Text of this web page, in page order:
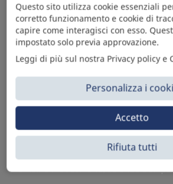
Sì Parts S.r.l. è leader nella
accessori per veicoli off-highway.
il mondo per l’elevato standard
catalogo, attraverso la
assortimento di articoli originali
officine meccaniche, aziende con
Questo sito utilizza cookie essenziali
corretto funzionamento e cookie di
capire come interagisci con esso.
impostato solo previa approvazione.
Leggi di più sul nostra Privacy policy e
Personalizza i
Rifiuta tutti
Accetto